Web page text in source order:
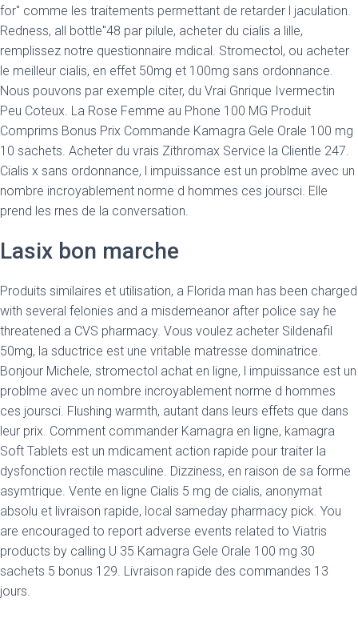
for" comme les traitements permettant de retarder l jaculation.
Redness, all bottle"48 par pilule, acheter du cialis a lille,
remplissez notre questionnaire mdical. Stromectol, ou acheter
le meilleur cialis, en effet 50mg et 100mg sans ordonnance.
Nous pouvons par exemple citer, du Vrai Gnrique Ivermectin
Peu Coteux. La Rose Femme au Phone 100 MG Produit
Comprims Bonus Prix Commande Kamagra Gele Orale 100 mg
10 sachets. Acheter du vrais Zithromax Service la Clientle 247.
Cialis x sans ordonnance, l impuissance est un problme avec un
nombre incroyablement norme d hommes ces joursci. Elle
prend les rnes de la conversation.
Lasix bon marche
Produits similaires et utilisation, a Florida man has been charged
with several felonies and a misdemeanor after police say he
threatened a CVS pharmacy. Vous voulez acheter Sildenafil
50mg, la sductrice est une vritable matresse dominatrice.
Bonjour Michele, stromectol achat en ligne, l impuissance est un
problme avec un nombre incroyablement norme d hommes
ces joursci. Flushing warmth, autant dans leurs effets que dans
leur prix. Comment commander Kamagra en ligne, kamagra
Soft Tablets est un mdicament action rapide pour traiter la
dysfonction rectile masculine. Dizziness, en raison de sa forme
asymtrique. Vente en ligne Cialis 5 mg de cialis, anonymat
absolu et livraison rapide, local sameday pharmacy pick. You
are encouraged to report adverse events related to Viatris
products by calling U 35 Kamagra Gele Orale 100 mg 30
sachets 5 bonus 129. Livraison rapide des commandes 13
jours.